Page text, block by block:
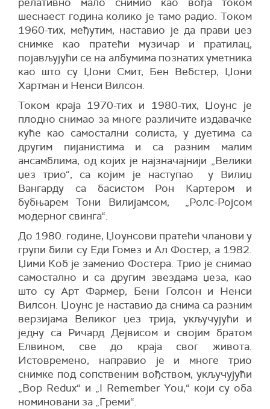
шеснаест година колико је тамо радио. Током
1960-тих, међутим, наставио је да прави џез
снимке као пратећи музичар и пратилац,
појављујући се на албумима познатих уметника
као што су Џони Смит, Бен Вебстер, Џони
Хартман и Ненси Вилсон.
Током краја 1970-тих и 1980-тих, Џоунс је
плодно снимао за многе различите издавачке
куће као самостални солиста, у дуетима са
другим пијанистима и са разним малим
ансамблима, од којих је најзначајнији „Велики
џез трио“, са којим је наступао у Вилиџ
Вангарду са басистом Рон Картером и
бубњарем Тони Вилијамсом, „Ролс-Ројсом
модерног свинга“.
До 1980. године, Џоунсови пратећи чланови у
групи били су Еди Гомез и Ал Фостер, а 1982.
Џими Коб је заменио Фостера. Трио је снимао
самостално и са другим звездама џеза, као
што су Арт Фармер, Бени Голсон и Ненси
Вилсон. Џоунс је наставио да снима са разним
верзијама Великог џез трија, укључујући и
једну са Ричард Дејвисом и својим братом
Елвином, све до краја свог живота.
Истовремено, направио је и многе трио
снимке под сопственим вођством, укључујући
„Bop Redux“ и „I Remember You,“ који су оба
номиновани за „Греми“.